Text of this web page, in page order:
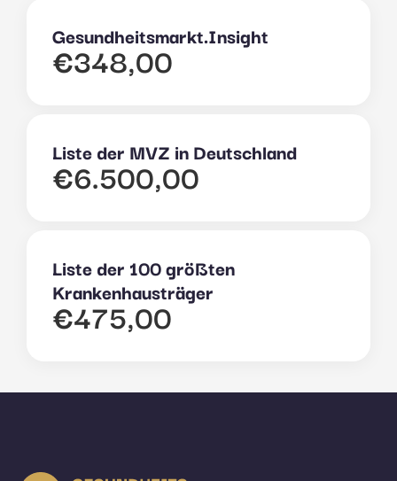
Gesundheitsmarkt.Insight
€348,00
Liste der MVZ in Deutschland
€6.500,00
Liste der 100 größten
Krankenhausträger
€475,00